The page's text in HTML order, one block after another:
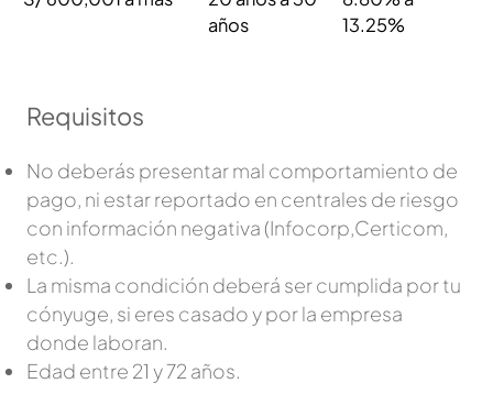
años
13.25%
Requisitos
No deberás presentar mal comportamiento de
pago, ni estar reportado en centrales de riesgo
con información negativa (Infocorp,Certicom,
etc.).
La misma condición deberá ser cumplida por tu
cónyuge, si eres casado y por la empresa
donde laboran.
Edad entre 21 y 72 años.